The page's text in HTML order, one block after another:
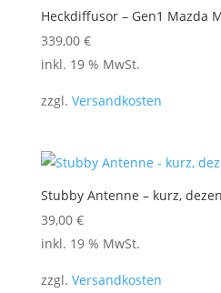
Optionen
können
auf
der
werden
Heckdiffusor – Gen1 Mazda
339,00 €
inkl. 19 % MwSt.
zzgl. Versandkosten
Stubby Antenne – kurz,
39,00 €
inkl. 19 % MwSt.
zzgl. Versandkosten